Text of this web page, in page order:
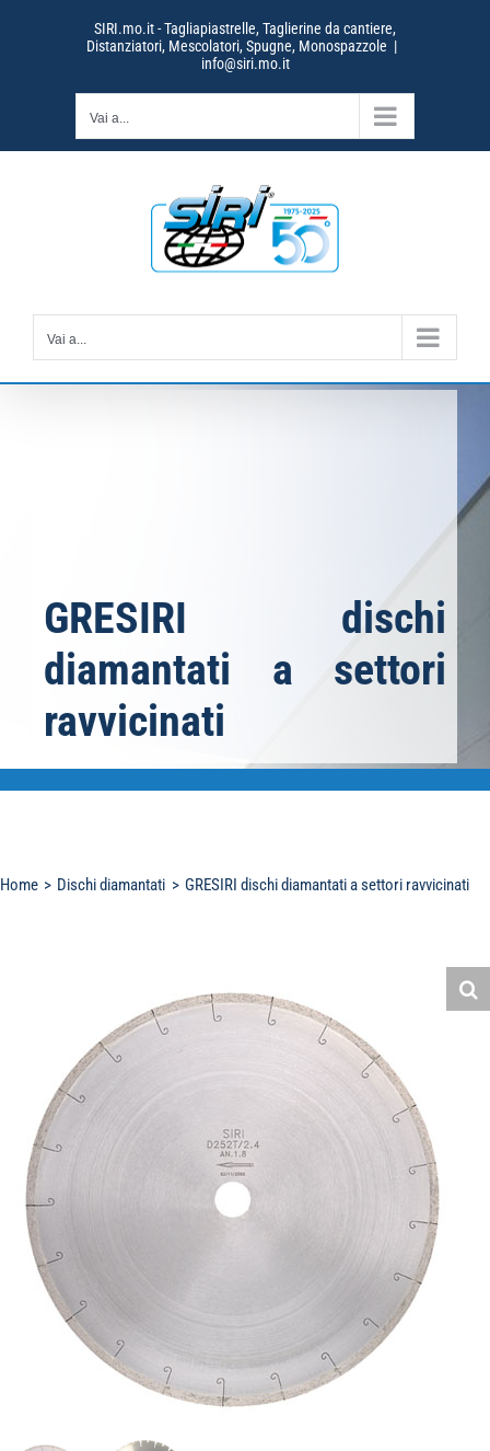
SIRI.mo.it - Tagliapiastrelle, Taglierine da cantiere,
Distanziatori, Mescolatori, Spugne, Monospazzole |
info@siri.mo.it
Vai a...
Vai a...
GRESIRI dischi
diamantati a settori
ravvicinati
Home Dischi diamantati GRESIRI dischi diamantati a settori ravvicinati